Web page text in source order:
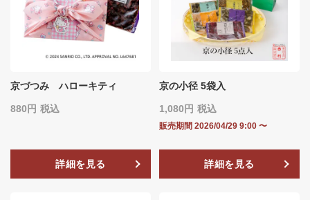
京づつみ ハローキティ
880 税込
詳細を見る
京の小径 5袋入
1,080 税込
販売期間 2026/04/29 9:00 〜
詳細を見る